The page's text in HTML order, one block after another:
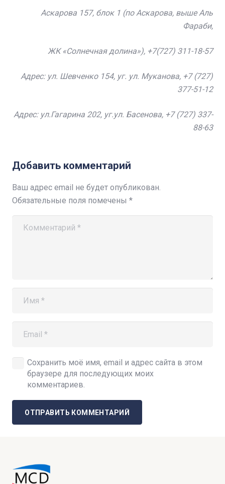
Аскарова 157, блок 1 (по Аскарова, выше Аль
Фараби,
ЖК «Солнечная долина»), +7(727) 311-18-57
Адрес: ул. Шевченко 154, уг. ул. Муканова, +7 (727)
377-51-12
Адрес: ул.Гагарина 202, уг.ул. Басенова, +7 (727) 337-
88-63
Добавить комментарий
Ваш адрес email не будет опубликован.
Обязательные поля помечены *
Сохранить моё имя, email и адрес сайта в этом
браузере для последующих моих
комментариев.
ОТПРАВИТЬ КОММЕНТАРИЙ